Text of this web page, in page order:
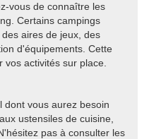
vous de connaître les
Certains campings
aires de jeux, des
d'équipements. Cette
activités sur place.
dont vous aurez besoin
ustensiles de cuisine,
pas à consulter les